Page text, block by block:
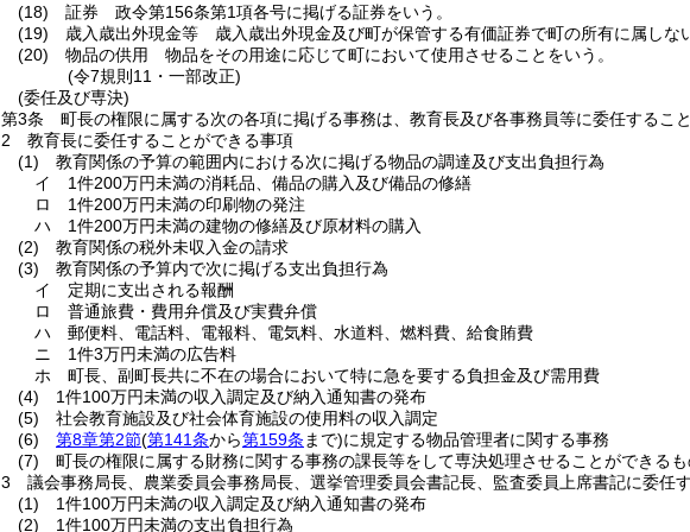
(18)
証券 政令第156条第1項各号に掲げる証券をいう。
(19)
歳入歳出外現金等 歳入歳出外現金及び町が保管する有価証券で町の所有に属しな
(20)
物品の供用 物品をその用途に応じて町において使用させることをいう。
(令7規則11・一部改正)
(委任及び専決)
第3条
町長の権限に属する次の各項に掲げる事務は、教育長及び各事務員等に委任するこ
2
教育長に委任することができる事項
(1)
教育関係の予算の範囲内における次に掲げる物品の調達及び支出負担行為
イ
1件200万円未満の消耗品、備品の購入及び備品の修繕
ロ
1件200万円未満の印刷物の発注
ハ
1件200万円未満の建物の修繕及び原材料の購入
(2)
教育関係の税外未収入金の請求
(3)
教育関係の予算内で次に掲げる支出負担行為
イ
定期に支出される報酬
ロ
普通旅費・費用弁償及び実費弁償
ハ
郵便料、電話料、電報料、電気料、水道料、燃料費、給食賄費
ニ
1件3万円未満の広告料
ホ
町長、副町長共に不在の場合において特に急を要する負担金及び需用費
(4)
1件100万円未満の収入調定及び納入通知書の発布
(5)
社会教育施設及び社会体育施設の使用料の収入調定
(6)
第8章第2節(第141条から第159条 まで)に規定する物品管理者に関する事務
(7)
町長の権限に属する財務に関する事務の課長等をして専決処理させることができる
3
議会事務局長、農業委員会事務局長、選挙管理委員会書記長、監査委員上席書記に委任
(1)
1件100万円未満の収入調定及び納入通知書の発布
(2)
1件100万円未満の支出負担行為